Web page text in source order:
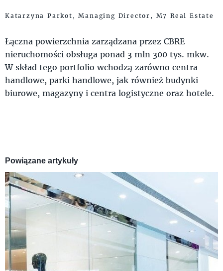
Katarzyna Parkot, Managing Director, M7 Real Estate
Łączna powierzchnia zarządzana przez CBRE
nieruchomości obsługa ponad 3 mln 300 tys. mkw.
W skład tego portfolio wchodzą zarówno centra
handlowe, parki handlowe, jak również budynki
biurowe, magazyny i centra logistyczne oraz hotele.
Powiązane artykuły